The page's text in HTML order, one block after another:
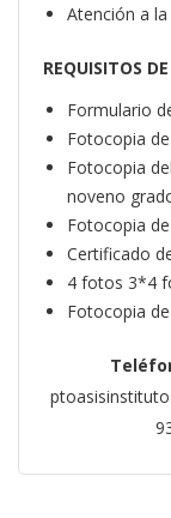
Atención a
REQUISITOS
Formulario
Fotocopia
Fotocopia
noveno
Fotocopia
Certificado
4 fotos 3*4
Fotocopia